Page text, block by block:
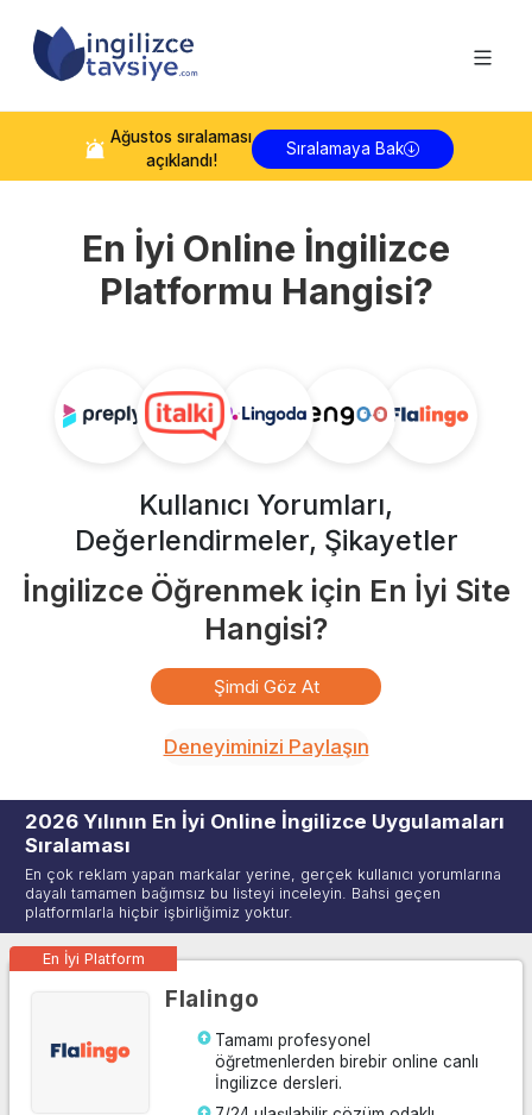
Ağustos sıralaması
açıklandı!
Sıralamaya Bak
En İyi Online İngilizce
Platformu Hangisi?
Kullanıcı Yorumları,
Değerlendirmeler, Şikayetler
İngilizce Öğrenmek için En İyi Site
Hangisi?
Şimdi Göz At
Deneyiminizi Paylaşın
2026 Yılının En İyi Online İngilizce Uygulamaları
Sıralaması
En çok reklam yapan markalar yerine, gerçek kullanıcı yorumlarına
dayalı tamamen bağımsız bu listeyi inceleyin. Bahsi geçen
platformlarla hiçbir işbirliğimiz yoktur.
En İyi Platform
Flalingo
Tamamı profesyonel
öğretmenlerden birebir online canlı
İngilizce dersleri.